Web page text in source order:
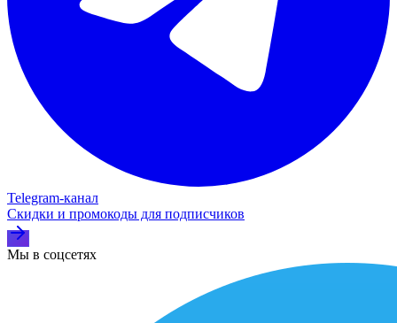
Telegram‑канал
Скидки и промокоды для подписчиков
Мы в соцсетях